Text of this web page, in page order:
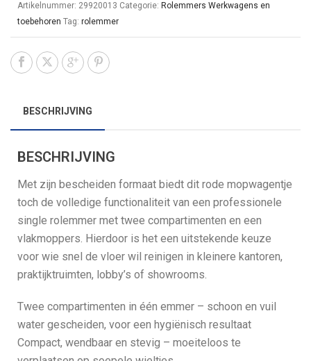
Artikelnummer: 29920013 Categorie: Rolemmers Werkwagens en
toebehoren Tag: rolemmer
BESCHRIJVING
BESCHRIJVING
Met zijn bescheiden formaat biedt dit rode mopwagentje
toch de volledige functionaliteit van een professionele
single rolemmer met twee compartimenten en een
vlakmoppers. Hierdoor is het een uitstekende keuze
voor wie snel de vloer wil reinigen in kleinere kantoren,
praktijktruimten, lobby’s of showrooms.
Twee compartimenten in één emmer – schoon en vuil
water gescheiden, voor een hygiënisch resultaat
Compact, wendbaar en stevig – moeiteloos te